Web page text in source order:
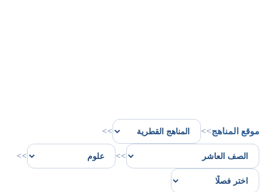
موقع المناهج>>
>>
>>
>>